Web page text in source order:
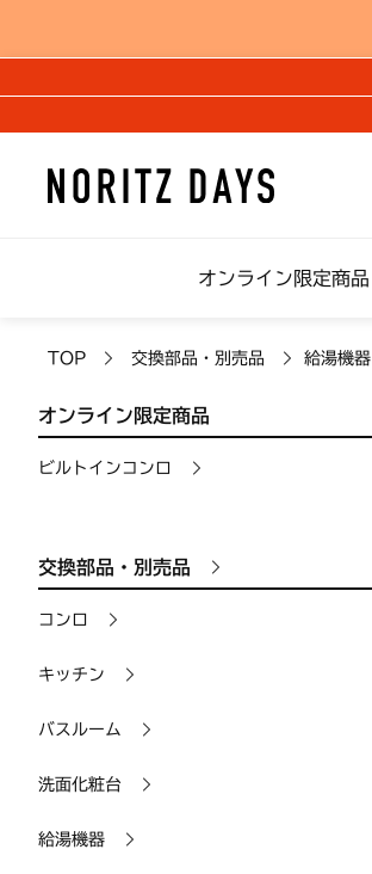
オンライン限定商品
TOP 交換部品・別売品 給湯機器
オンライン限定商品
ビルトインコンロ
交換部品・別売品
コンロ
キッチン
バスルーム
洗面化粧台
給湯機器